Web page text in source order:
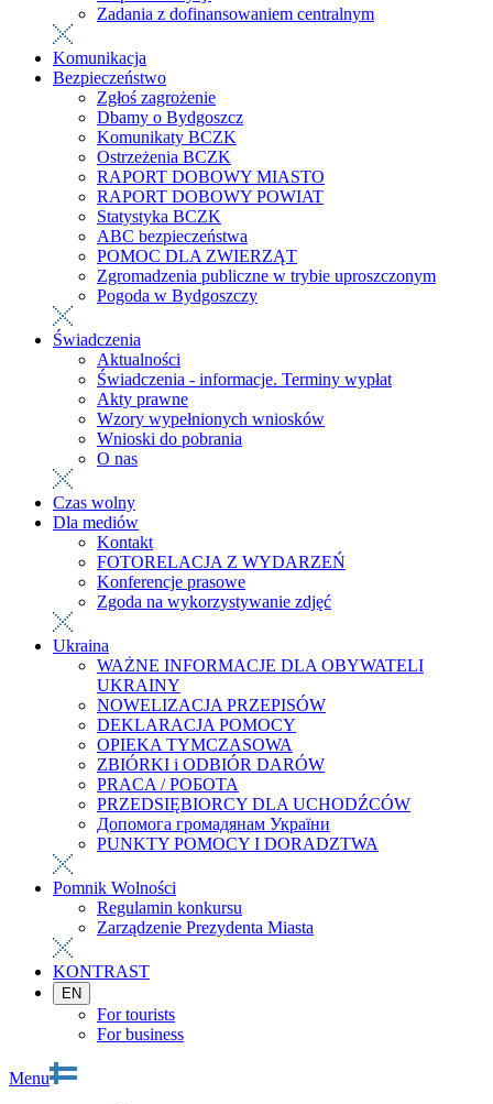
Zadania z dofinansowaniem centralnym
Komunikacja
Bezpieczeństwo
Zgłoś zagrożenie
Dbamy o Bydgoszcz
Komunikaty BCZK
Ostrzeżenia BCZK
RAPORT DOBOWY MIASTO
RAPORT DOBOWY POWIAT
Statystyka BCZK
ABC bezpieczeństwa
POMOC DLA ZWIERZĄT
Zgromadzenia publiczne w trybie uproszczonym
Pogoda w Bydgoszczy
Świadczenia
Aktualności
Świadczenia - informacje. Terminy wypłat
Akty prawne
Wzory wypełnionych wniosków
Wnioski do pobrania
O nas
Czas wolny
Dla mediów
Kontakt
FOTORELACJA Z WYDARZEŃ
Konferencje prasowe
Zgoda na wykorzystywanie zdjęć
Ukraina
WAŻNE INFORMACJE DLA OBYWATELI
UKRAINY
NOWELIZACJA PRZEPISÓW
DEKLARACJA POMOCY
OPIEKA TYMCZASOWA
ZBIÓRKI i ODBIÓR DARÓW
PRACA / РОБОТА
PRZEDSIĘBIORCY DLA UCHODŹCÓW
Допомога громадянам України
PUNKTY POMOCY I DORADZTWA
Pomnik Wolności
Regulamin konkursu
Zarządzenie Prezydenta Miasta
KONTRAST
EN
For tourists
For business
Menu